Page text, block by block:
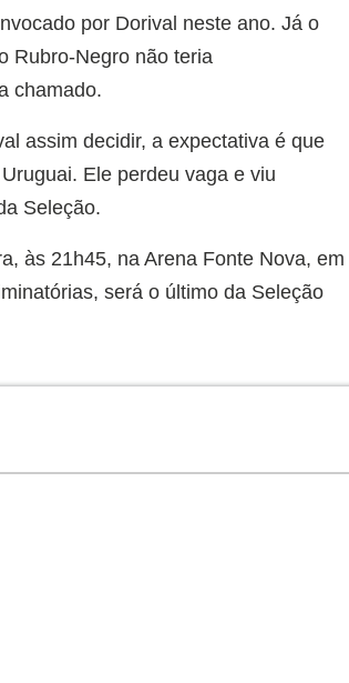
por Dorival neste ano. Já o
Rubro-Negro não teria
chamado.
assim decidir, a expectativa é que
Ele perdeu vaga e viu
Seleção.
às 21h45, na Arena Fonte Nova, em
será o último da Seleção